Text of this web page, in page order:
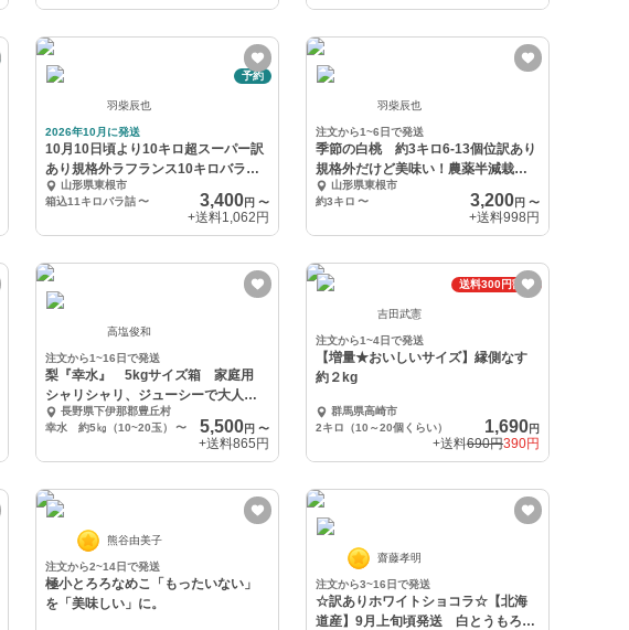
予約
羽柴辰也
2026年10月に発送
10月10日頃より10キロ超スーパー訳
あり規格外ラフランス10キロバラ生
食加工用
山形県東根市
箱込11キロバラ詰 〜 3,400円〜
+送料1,062円
羽柴辰也
注文から1~6日で発送
季節の白桃 約3キロ6-13個位訳あり
規格外だけど美味い！農薬半減栽培
で安心安全
山形県東根市
約3キロ 〜 3,200円 〜
+送料998円
高塩俊和
注文から1~16日で発送
梨『幸水』 5kgサイズ箱 家庭用
シャリシャリ、ジューシーで大人
気！！
長野県下伊那郡豊丘村
幸水 約5㎏（10~20玉）
〜 5,500円〜
+送料865円
送料300円割引
吉田武憲
注文から1~4日で発送
【増量★おいしいサイズ】縁側なす
約２kg
群馬県高崎市
2キロ（10～20個くらい）
1,690円
+送料690円390円
熊谷由美子
注文から2~14日で発送
極小とろろなめこ「もったいない」
を「美味しい」に。
齋藤孝明
注文から3~16日で発送
☆訳ありホワイトショコラ☆【北海
道産】9月上旬頃発送 白とうもろこ